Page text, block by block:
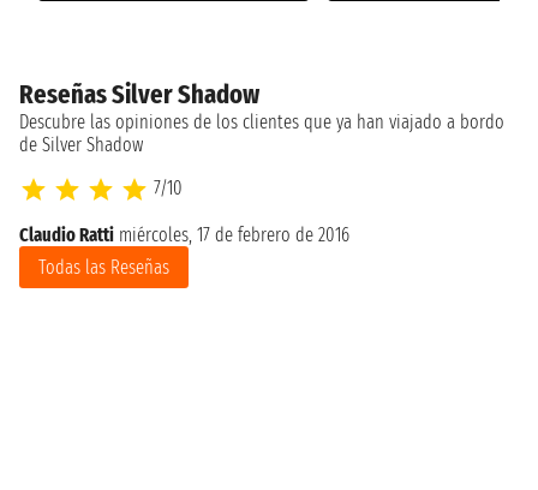
Reseñas Silver Shadow
Descubre las opiniones de los clientes que ya han viajado a bordo
de Silver Shadow
7/10
Claudio Ratti miércoles, 17 de febrero de 2016
Todas las Reseñas